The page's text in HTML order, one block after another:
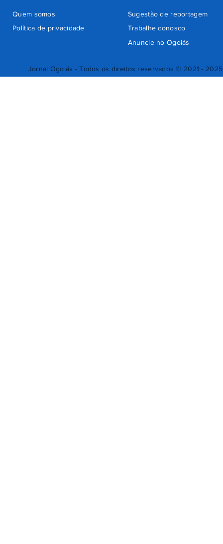
Jornal Ogoiás - Todos os direitos reservados © 2021 - 2025
Quem somos
Sugestão de reportagem
Trabalhe conosco
Política de privacidade
Anuncie no Ogoiás